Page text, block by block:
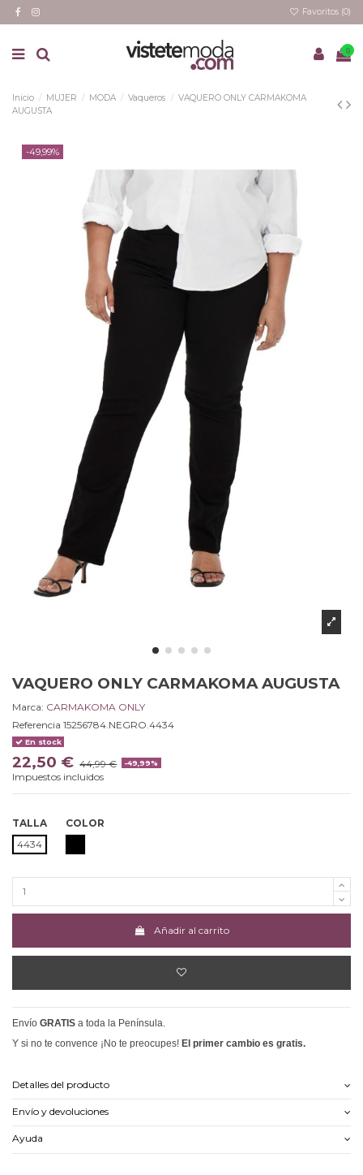
Favoritos (0)
0
Inicio MUJER MODA Vaqueros
VAQUERO ONLY CARMAKOMA
AUGUSTA
-49,99%
VAQUERO ONLY CARMAKOMA AUGUSTA
Marca: CARMAKOMA ONLY
Referencia 15256784.NEGRO.4434
En stock
22,50 € 44,99 € -49,99%
Impuestos incluidos
TALLA
4434
COLOR
Añadir al carrito
Envío GRATIS a toda la Península.
Y si no te convence ¡No te preocupes! El primer cambio es gratis.
Detalles del producto
Envío y devoluciones
Ayuda